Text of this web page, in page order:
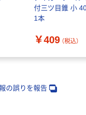
付三ツ目錐 小
1本
￥409 （税込）
の誤りを報告